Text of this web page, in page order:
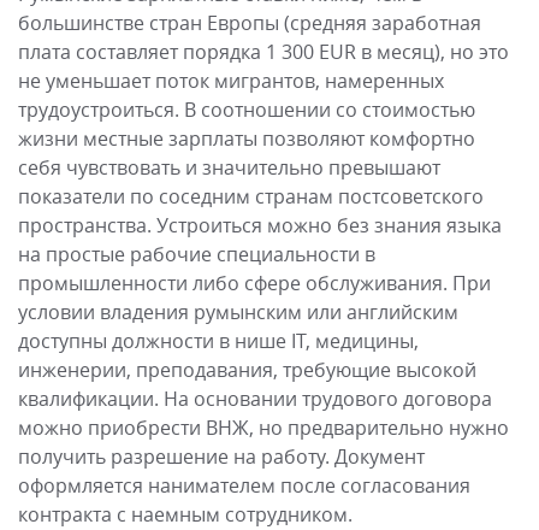
большинстве стран Европы (средняя заработная
плата составляет порядка 1 300 EUR в месяц), но это
не уменьшает поток мигрантов, намеренных
трудоустроиться. В соотношении со стоимостью
жизни местные зарплаты позволяют комфортно
себя чувствовать и значительно превышают
показатели по соседним странам постсоветского
пространства. Устроиться можно без знания языка
на простые рабочие специальности в
промышленности либо сфере обслуживания. При
условии владения румынским или английским
доступны должности в нише IT, медицины,
инженерии, преподавания, требующие высокой
квалификации. На основании трудового договора
можно приобрести ВНЖ, но предварительно нужно
получить разрешение на работу. Документ
оформляется нанимателем после согласования
контракта с наемным сотрудником.